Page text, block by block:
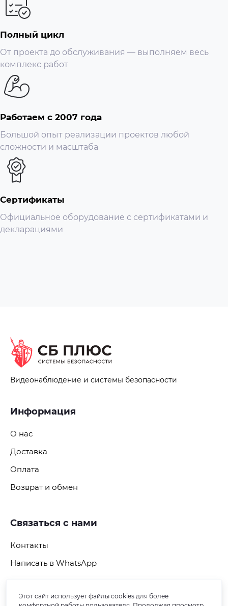
Полный цикл
От проекта до обслуживания — выполняем весь
комплекс работ
Работаем с 2007 года
Большой опыт реализации проектов любой
сложности и масштаба
Сертификаты
Официальное оборудование с сертификатами и
декларациями
Видеонаблюдение и системы безопасности
Информация
О нас
Доставка
Оплата
Возврат и обмен
Связаться с нами
Контакты
Написать в WhatsApp
Подпишитесь на рассылку
Этот сайт использует файлы cookies для более